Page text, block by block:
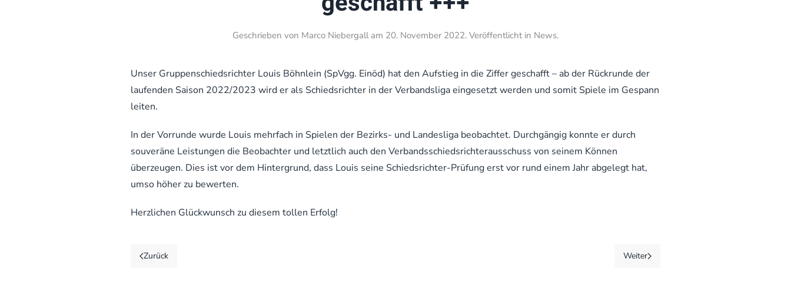
Geschrieben von Marco Niebergallam 20. November 2022. Veröffentlicht in News.
Unser Gruppenschiedsrichter Louis Böhnlein (SpVgg. Einöd) hat den Aufstieg in die Ziffer geschafft – ab der Rückrunde der
laufenden Saison 2022/2023 wird er als Schiedsrichter in der Verbandsliga eingesetzt werden und somit Spiele im Gespann
leiten.
In der Vorrunde wurde Louis mehrfach in Spielen der Bezirks- und Landesliga beobachtet. Durchgängig konnte er durch
souveräne Leistungen die Beobachter und letztlich auch den Verbandsschiedsrichterausschuss von seinem Können
überzeugen. Dies ist vor dem Hintergrund, dass Louis seine Schiedsrichter-Prüfung erst vor rund einem Jahr abgelegt hat,
umso höher zu bewerten.
Herzlichen Glückwunsch zu diesem tollen Erfolg!
Zurück Weiter